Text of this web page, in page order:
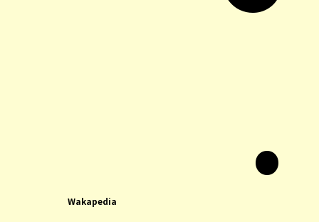
Wakapedia
.